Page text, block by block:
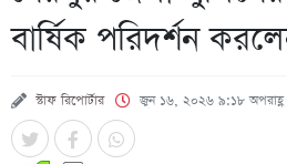
বার্ষিক পরিদর্শন
স্টাফ রিপোর্টার জুন ১৬, ২০২৬ ৯:১৮ অপরাহ্ণ